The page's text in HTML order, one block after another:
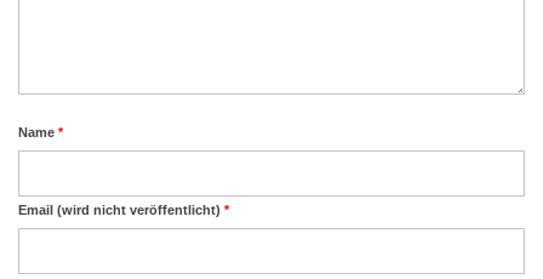
Name *
Email (wird nicht veröffentlicht) *